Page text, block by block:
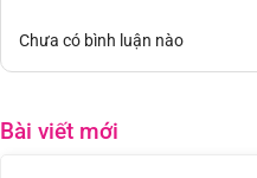
Chưa có bình luận nào
Bài viết mới